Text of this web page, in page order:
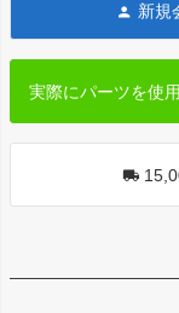
新規
実際にパーツを使